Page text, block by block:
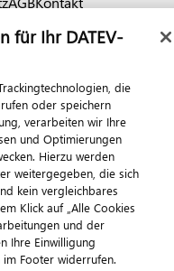
eG
für Ihr DATEV-
die
oder speichern
verarbeiten wir Ihre
und Optimierungen
Hierzu werden
weitergegeben, die sich
kein vergleichbares
Klick auf „Alle Cookies
und der
Ihre Einwilligung
Footer widerrufen.